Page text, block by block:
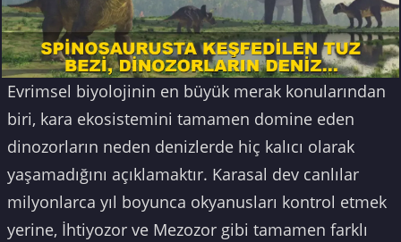
Evrimsel biyolojinin en büyük merak konularından
biri, kara ekosistemini tamamen domine eden
dinozorların neden denizlerde hiç kalıcı olarak
yaşamadığını açıklamaktır. Karasal dev canlılar
milyonlarca yıl boyunca okyanusları kontrol etmek
yerine, İhtiyozor ve Mezozor gibi tamamen farklı